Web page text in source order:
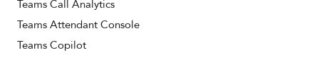
Teams Call Analytics
Teams Attendant Console
Teams Copilot